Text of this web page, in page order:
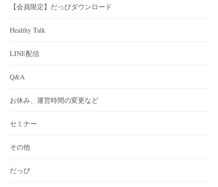
【会員限定】だっぴダウンロード
Healthy Talk
LINE配信
Q&A
お休み、運営時間の変更など
セミナー
その他
だっぴ